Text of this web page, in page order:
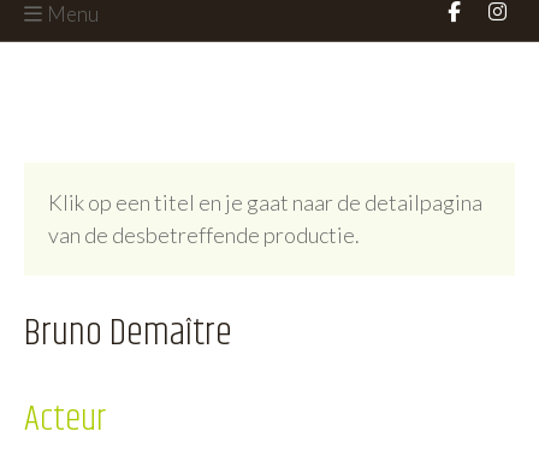
Menu
Klik op een titel en je gaat naar de detailpagina
van de desbetreffende productie.
Bruno Demaître
Acteur